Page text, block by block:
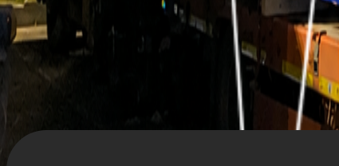
Консультация с экспертом по
Возникли вопросы или нуждаетесь в помощи при
Связаться с нами